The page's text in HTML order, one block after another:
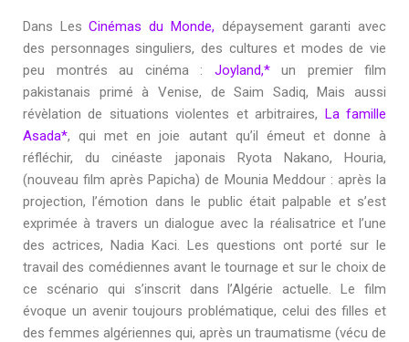
Dans LesCinémas du Monde,dépaysement garanti avec
des personnages singuliers, des cultures et modes de vie
peu montrés au cinéma : Joyland,*un premier film
pakistanais primé à Venise, de Saim Sadiq, Mais aussi
révèlation de situations violentes et arbitraires, La famille
Asada*, qui met en joie autant qu’il émeut et donne à
réfléchir, du cinéaste japonais Ryota Nakano, Houria,
(nouveau film après Papicha) de Mounia Meddour : après la
projection, l’émotion dans le public était palpable et s’est
exprimée à travers un dialogue avec la réalisatrice et l’une
des actrices, Nadia Kaci. Les questions ont porté sur le
travail des comédiennes avant le tournage et sur le choix de
ce scénario qui s’inscrit dans l’Algérie actuelle. Le film
évoque un avenir toujours problématique, celui des filles et
des femmes algériennes qui, après un traumatisme (vécu de